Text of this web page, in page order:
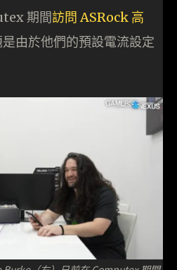
期間訪問 ASRock 高
是由於他們的預設電流設定